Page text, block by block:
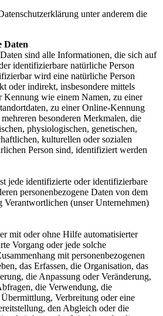
unter anderem die
Daten
sind alle Informationen, die sich auf
identifizierbare natürliche Person
wird eine natürliche Person
oder indirekt, insbesondere mittels
Kennung wie einem Namen, zu einer
zu einer Online-Kennung
besonderen Merkmalen, die
physiologischen, genetischen,
kulturellen oder sozialen
Person sind, identifiziert werden
jede identifizierte oder identifizierbare
personenbezogene Daten von dem
Verantwortlichen (unser Unternehmen)
mit oder ohne Hilfe automatisierter
Vorgang oder jede solche
mit personenbezogenen
das Erfassen, die Organisation, das
die Anpassung oder Veränderung,
die Verwendung, die
Verbreitung oder eine
den Abgleich oder die